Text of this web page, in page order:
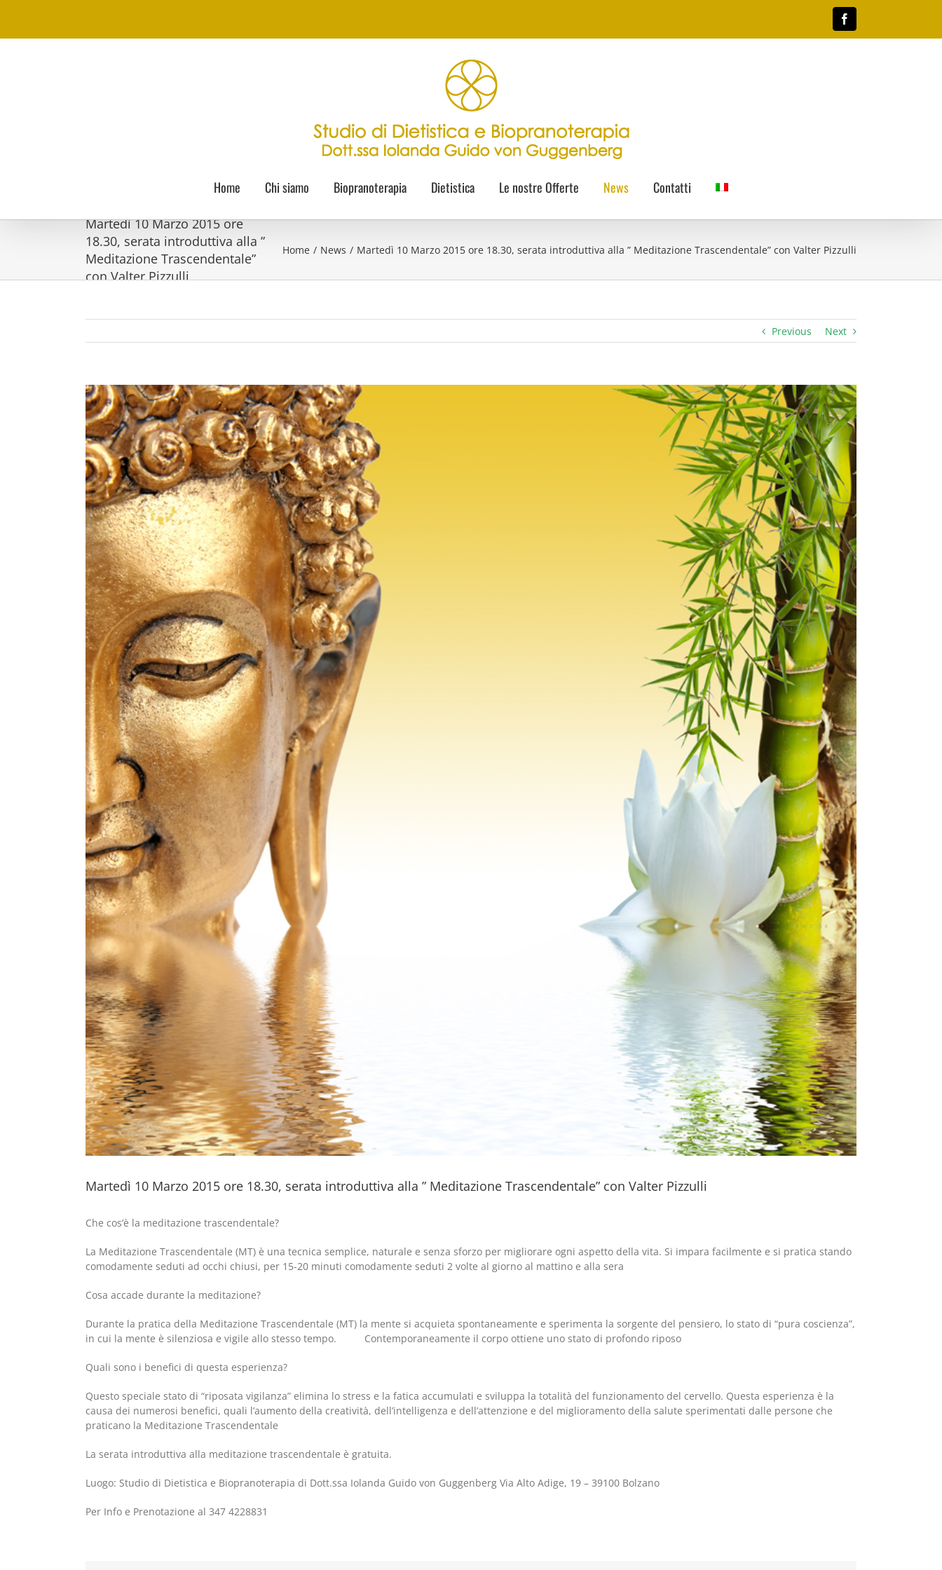
content
Home Chi siamo Biopranoterapia Dietistica Le nostre Offerte News Contatti
Martedì 10 Marzo 2015 ore
18.30, serata introduttiva alla ”
Meditazione Trascendentale”
con Valter Pizzulli
Home / News / Martedì 10 Marzo 2015 ore 18.30, serata introduttiva alla ” Meditazione Trascendentale” con Valter Pizzulli
Previous Next
View
Larger
Image
Martedì 10 Marzo 2015 ore 18.30, serata introduttiva alla ” Meditazione Trascendentale” con Valter Pizzulli
Che cos’è la meditazione trascendentale?
La Meditazione Trascendentale (MT) è una tecnica semplice, naturale e senza sforzo per migliorare ogni aspetto della vita. Si impara facilmente e si pratica stando
comodamente seduti ad occhi chiusi, per 15-20 minuti comodamente seduti 2 volte al giorno al mattino e alla sera
Cosa accade durante la meditazione?
Durante la pratica della Meditazione Trascendentale (MT) la mente si acquieta spontaneamente e sperimenta la sorgente del pensiero, lo stato di “pura coscienza”,
in cui la mente è silenziosa e vigile allo stesso tempo. Contemporaneamente il corpo ottiene uno stato di profondo riposo
Quali sono i benefici di questa esperienza?
Questo speciale stato di “riposata vigilanza” elimina lo stress e la fatica accumulati e sviluppa la totalità del funzionamento del cervello. Questa esperienza è la
causa dei numerosi benefici, quali l’aumento della creatività, dell’intelligenza e dell’attenzione e del miglioramento della salute sperimentati dalle persone che
praticano la Meditazione Trascendentale
La serata introduttiva alla meditazione trascendentale è gratuita.
Luogo: Studio di Dietistica e Biopranoterapia di Dott.ssa Iolanda Guido von Guggenberg Via Alto Adige, 19 – 39100 Bolzano
Per Info e Prenotazione al 347 4228831